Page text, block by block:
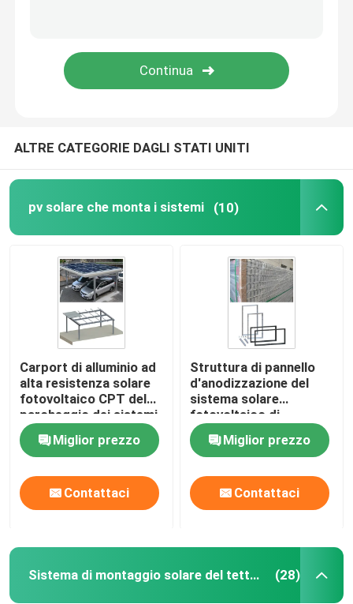
Sistemi di energia solare delle Telecomunicazioni
ALTRE CATEGORIE DAGLI STATI UNITI
pv solare che monta i sistemi (10)
Carport di alluminio ad
alta resistenza solare
fotovoltaico CPT del
parcheggio dei sistemi
del montaggio di PV
Miglior prezzo
Contattaci
Struttura di pannello
d'anodizzazione del
sistema solare
fotovoltaico di
alluminio di tormento
PFA
Miglior prezzo
Contattaci
Sistema di montaggio solare del tetto del metallo (28)